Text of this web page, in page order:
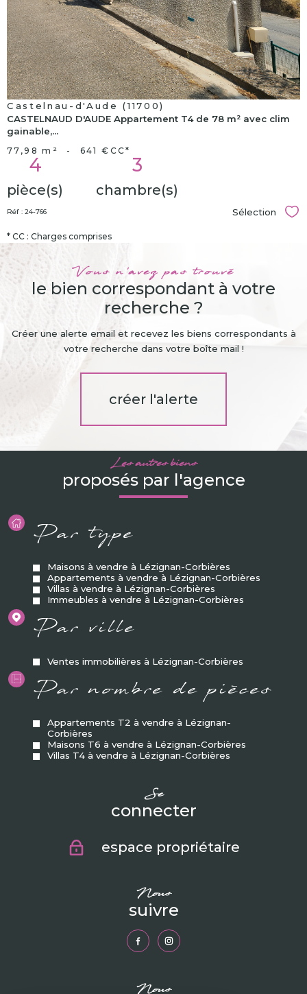
Castelnau-d'Aude (11700)
CASTELNAUD D'AUDE Appartement T4 de 78 m² avec clim
gainable,...
77,98 m² - 641 € CC*
4
pièce(s)
3
chambre(s)
Réf : 24-766 Sélection
* CC : Charges comprises
Vous n'avez pas trouvé
le bien correspondant à votre
recherche ?
Créer une alerte email et recevez les biens correspondants à
votre recherche dans votre boîte mail !
créer l'alerte
Les autres biens
proposés par l'agence
Par type
Maisons à vendre à Lézignan-Corbières
Appartements à vendre à Lézignan-Corbières
Villas à vendre à Lézignan-Corbières
Immeubles à vendre à Lézignan-Corbières
Par ville
Ventes immobilières à Lézignan-Corbières
Par nombre de pièces
Appartements T2 à vendre à Lézignan-
Corbières
Maisons T6 à vendre à Lézignan-Corbières
Villas T4 à vendre à Lézignan-Corbières
se
connecter
espace propriétaire
nous
suivre